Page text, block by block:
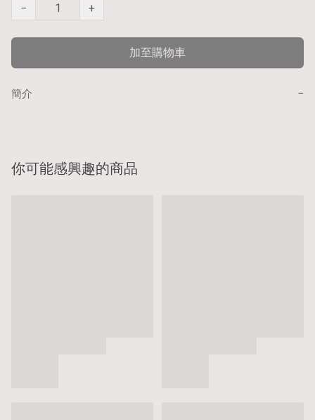
− +
加至購物車
簡介 −
你可能感興趣的商品